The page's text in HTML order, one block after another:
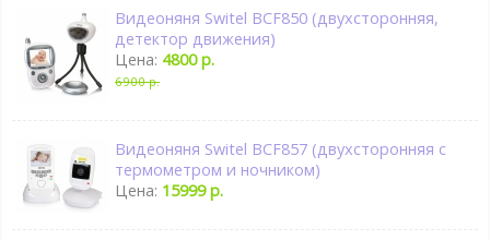
Видеоняня Switel BCF850 (двухсторонняя,
детектор движения)
Цена: 4800 р.
6900 р.
Видеоняня Switel BCF857 (двухсторонняя с
термометром и ночником)
Цена: 15999 р.